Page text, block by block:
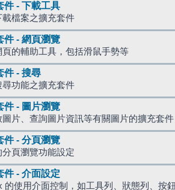
件 - 下載工具
載檔案之擴充套件
件 - 網頁瀏覽
頁的輔助工具，包括滑鼠手勢等
件 - 搜尋
尋功能之擴充套件
件 - 圖片瀏覽
圖片、查詢圖片資訊等有關圖片的擴充套件
件 - 分頁瀏覽
分頁瀏覽功能設定
件 - 介面設定
的使用介面控制，如工具列、狀態列、按